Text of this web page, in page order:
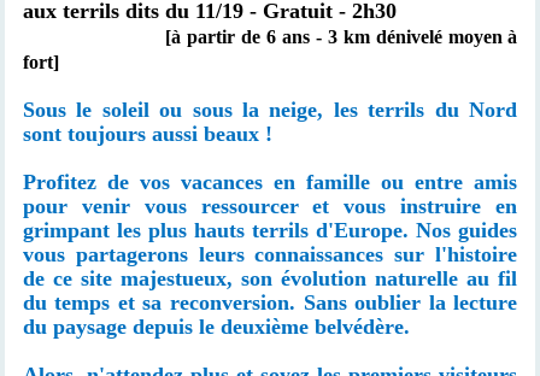
aux terrils dits du 11/19 - Gratuit - 2h30
[à partir de 6 ans - 3 km dénivelé moyen à
fort]
Sous le soleil ou sous la neige, les terrils du Nord
sont toujours aussi beaux !
Profitez de vos vacances en famille ou entre amis
pour venir vous ressourcer et vous instruire en
grimpant les plus hauts terrils d'Europe. Nos guides
vous partagerons leurs connaissances sur l'histoire
de ce site majestueux, son évolution naturelle au fil
du temps et sa reconversion. Sans oublier la lecture
du paysage depuis le deuxième belvédère.